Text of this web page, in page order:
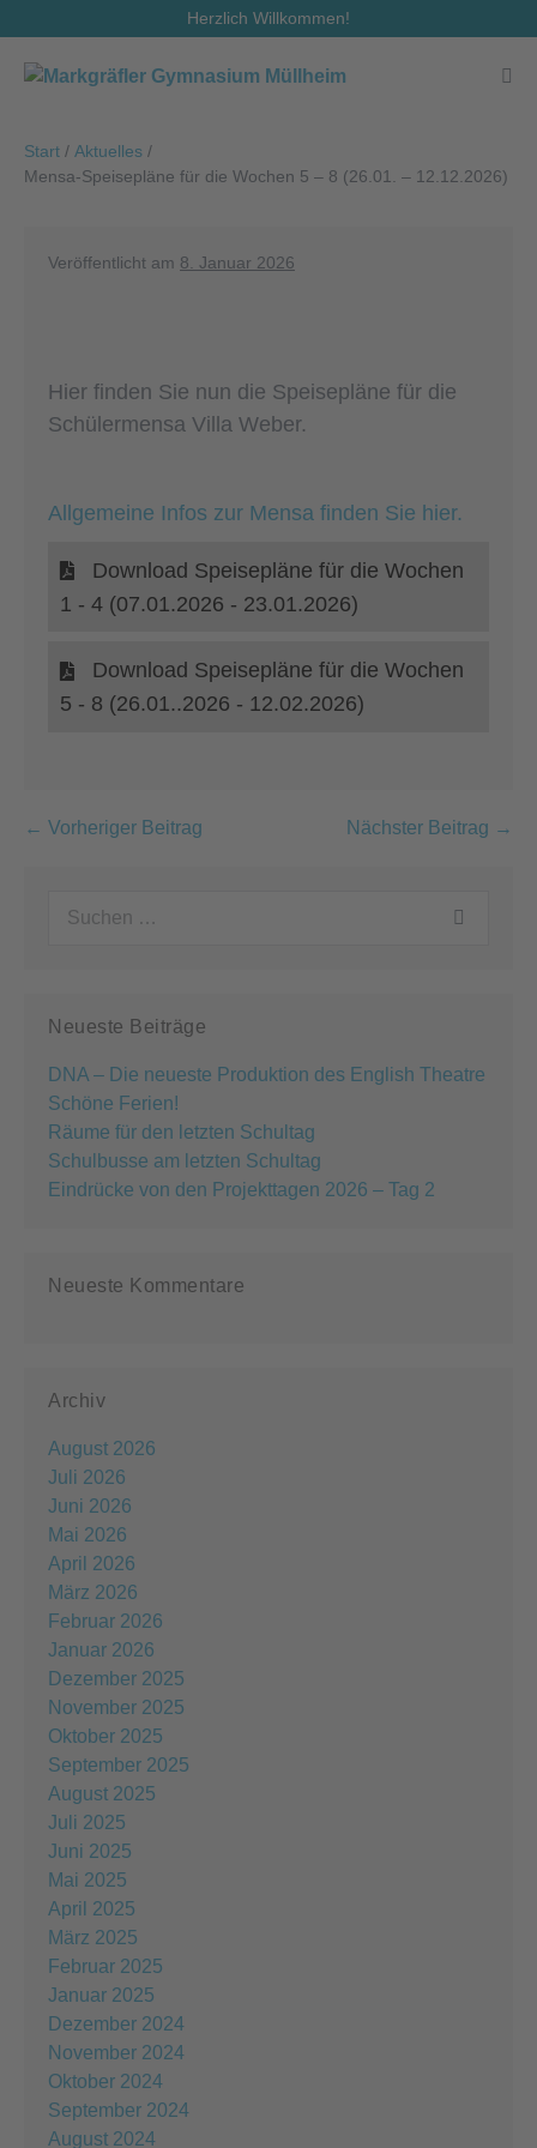
Inhalt
springen
Herzlich Willkommen!
Start / Aktuelles /
Mensa-Speisepläne für die Wochen 5 – 8 (26.01. – 12.12.2026)
Veröffentlicht am 8. Januar 2026
Hier finden Sie nun die Speisepläne für die
Schülermensa Villa Weber.
Allgemeine Infos zur Mensa finden Sie hier.
Download Speisepläne für die Wochen
1 - 4 (07.01.2026 - 23.01.2026)
Download Speisepläne für die Wochen
5 - 8 (26.01..2026 - 12.02.2026)
Beitragsnavigation
← Vorheriger Beitrag Nächster Beitrag →
Neueste Beiträge
DNA – Die neueste Produktion des English Theatre
Schöne Ferien!
Räume für den letzten Schultag
Schulbusse am letzten Schultag
Eindrücke von den Projekttagen 2026 – Tag 2
Neueste Kommentare
Archiv
August 2026
Juli 2026
Juni 2026
Mai 2026
April 2026
März 2026
Februar 2026
Januar 2026
Dezember 2025
November 2025
Oktober 2025
September 2025
August 2025
Juli 2025
Juni 2025
Mai 2025
April 2025
März 2025
Februar 2025
Januar 2025
Dezember 2024
November 2024
Oktober 2024
September 2024
August 2024